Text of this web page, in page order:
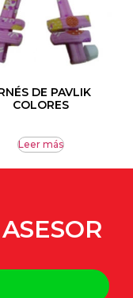
DE PAVLIK
COLORES
Leer más